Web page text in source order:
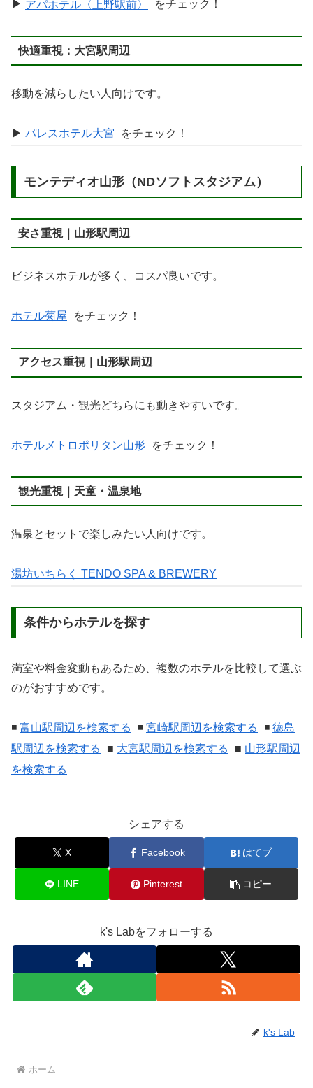
▶ アパホテル〈上野駅前〉 をチェック！
快適重視：大宮駅周辺
移動を減らしたい人向けです。
▶ パレスホテル大宮 をチェック！
モンテディオ山形（NDソフトスタジアム）
安さ重視｜山形駅周辺
ビジネスホテルが多く、コスパ良いです。
ホテル菊屋 をチェック！
アクセス重視｜山形駅周辺
スタジアム・観光どちらにも動きやすいです。
ホテルメトロポリタン山形 をチェック！
観光重視｜天童・温泉地
温泉とセットで楽しみたい人向けです。
湯坊いちらく TENDO SPA & BREWERY
条件からホテルを探す
満室や料金変動もあるため、複数のホテルを比較して選ぶ
のがおすすめです。
◾️ 富山駅周辺を検索する ◾️ 宮崎駅周辺を検索する ◾️ 徳島
駅周辺を検索する
■ 大宮駅周辺を検索する ■ 山形駅周辺
を検索する
シェアする
X Facebook はてブ
LINE Pinterest コピー
k's Labをフォローする
k's Lab
ホーム